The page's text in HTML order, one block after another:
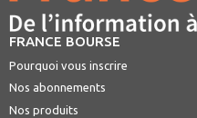
FRANCE BOURSE
Pourquoi vous inscrire
Nos abonnements
Nos produits